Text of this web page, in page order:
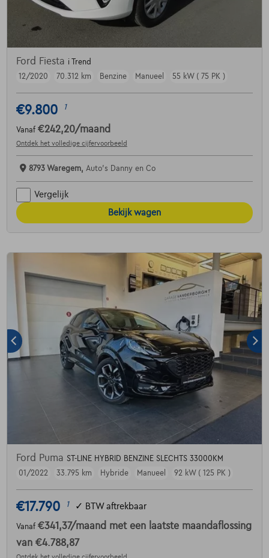
Ford Fiesta i Trend
12/2020
70.312 km Benzine Manueel 55 kW ( 75 PK )
€9.800 1
Vanaf €242,20/maand
Ontdek het volledige cijfervoorbeeld
8793 Waregem, Auto's Danny en Co
Vergelijk
Bekijk wagen
Ford Puma ST-LINE HYBRID BENZINE SLECHTS 33000KM
01/2022
33.795 km Hybride Manueel 92 kW ( 125 PK )
€17.790 1 ✓ BTW aftrekbaar
Vanaf €341,37/maand met een laatste maandaflossing
van €4.788,87